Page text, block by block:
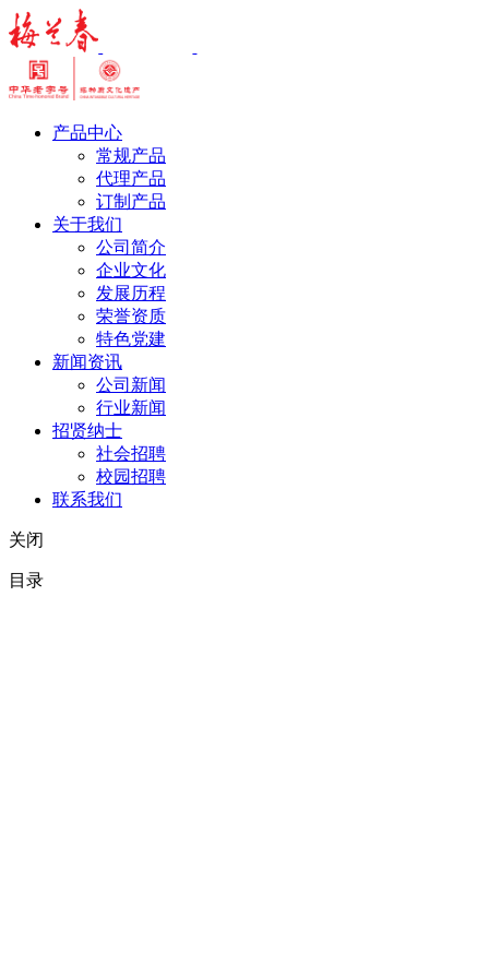
产品中心
常规产品
代理产品
订制产品
关于我们
公司简介
企业文化
发展历程
荣誉资质
特色党建
新闻资讯
公司新闻
行业新闻
招贤纳士
社会招聘
校园招聘
联系我们
关闭
目录